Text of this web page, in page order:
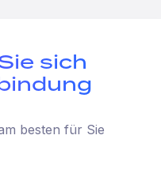
sich
besten für Sie